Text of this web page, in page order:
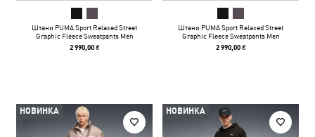
Штани PUMA Sport Relaxed Street
Graphic Fleece Sweatpants Men
2 990,00 ₴
Штани PUMA Sport Relaxed Street
Graphic Fleece Sweatpants Men
2 990,00 ₴
НОВИНКА НОВИНКА